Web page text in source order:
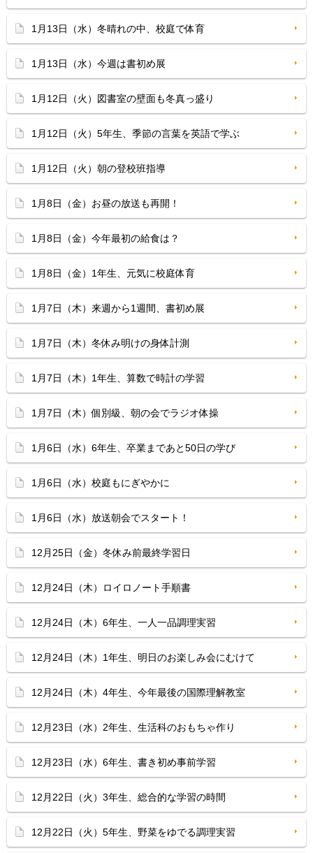
1月13日（水）冬晴れの中、校庭で体育
1月13日（水）今週は書初め展
1月12日（火）図書室の壁面も冬真っ盛り
1月12日（火）5年生、季節の言葉を英語で学ぶ
1月12日（火）朝の登校班指導
1月8日（金）お昼の放送も再開！
1月8日（金）今年最初の給食は？
1月8日（金）1年生、元気に校庭体育
1月7日（木）来週から1週間、書初め展
1月7日（木）冬休み明けの身体計測
1月7日（木）1年生、算数で時計の学習
1月7日（木）個別級、朝の会でラジオ体操
1月6日（水）6年生、卒業まであと50日の学び
1月6日（水）校庭もにぎやかに
1月6日（水）放送朝会でスタート！
12月25日（金）冬休み前最終学習日
12月24日（木）ロイロノート手順書
12月24日（木）6年生、一人一品調理実習
12月24日（木）1年生、明日のお楽しみ会にむけて
12月24日（木）4年生、今年最後の国際理解教室
12月23日（水）2年生、生活科のおもちゃ作り
12月23日（水）6年生、書き初め事前学習
12月22日（火）3年生、総合的な学習の時間
12月22日（火）5年生、野菜をゆでる調理実習